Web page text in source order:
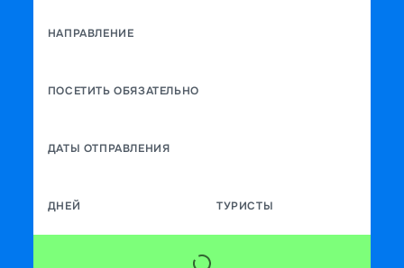
НАПРАВЛЕНИЕ
ПОСЕТИТЬ ОБЯЗАТЕЛЬНО
ДАТЫ ОТПРАВЛЕНИЯ
ДНЕЙ ТУРИСТЫ